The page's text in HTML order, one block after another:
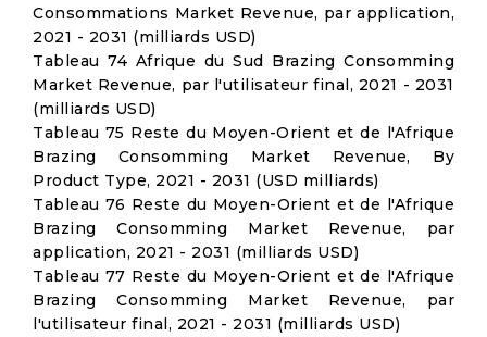
Consommations Market Revenue, par application,
2021 - 2031 (milliards USD)
Tableau 74 Afrique du Sud Brazing Consomming
Market Revenue, par l'utilisateur final, 2021 - 2031
(milliards USD)
Tableau 75 Reste du Moyen-Orient et de l'Afrique
Brazing Consomming Market Revenue, By
Product Type, 2021 - 2031 (USD milliards)
Tableau 76 Reste du Moyen-Orient et de l'Afrique
Brazing Consomming Market Revenue, par
application, 2021 - 2031 (milliards USD)
Tableau 77 Reste du Moyen-Orient et de l'Afrique
Brazing Consomming Market Revenue, par
l'utilisateur final, 2021 - 2031 (milliards USD)